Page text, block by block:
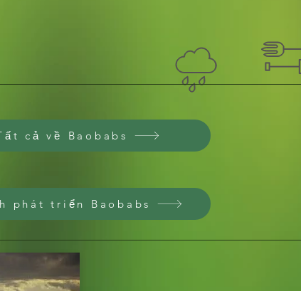
cả về Baobabs
phát triển Baobabs